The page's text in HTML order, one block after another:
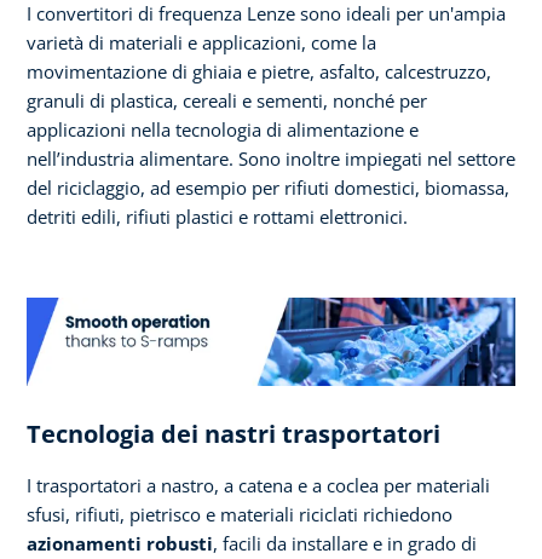
I convertitori di frequenza Lenze sono ideali per un'ampia
varietà di materiali e applicazioni, come la
movimentazione di ghiaia e pietre, asfalto, calcestruzzo,
granuli di plastica, cereali e sementi, nonché per
applicazioni nella tecnologia di alimentazione e
nell’industria alimentare. Sono inoltre impiegati nel settore
del riciclaggio, ad esempio per rifiuti domestici, biomassa,
detriti edili, rifiuti plastici e rottami elettronici.
Tecnologia dei nastri trasportatori
I trasportatori a nastro, a catena e a coclea per materiali
sfusi, rifiuti, pietrisco e materiali riciclati richiedono
azionamenti robusti, facili da installare e in grado di